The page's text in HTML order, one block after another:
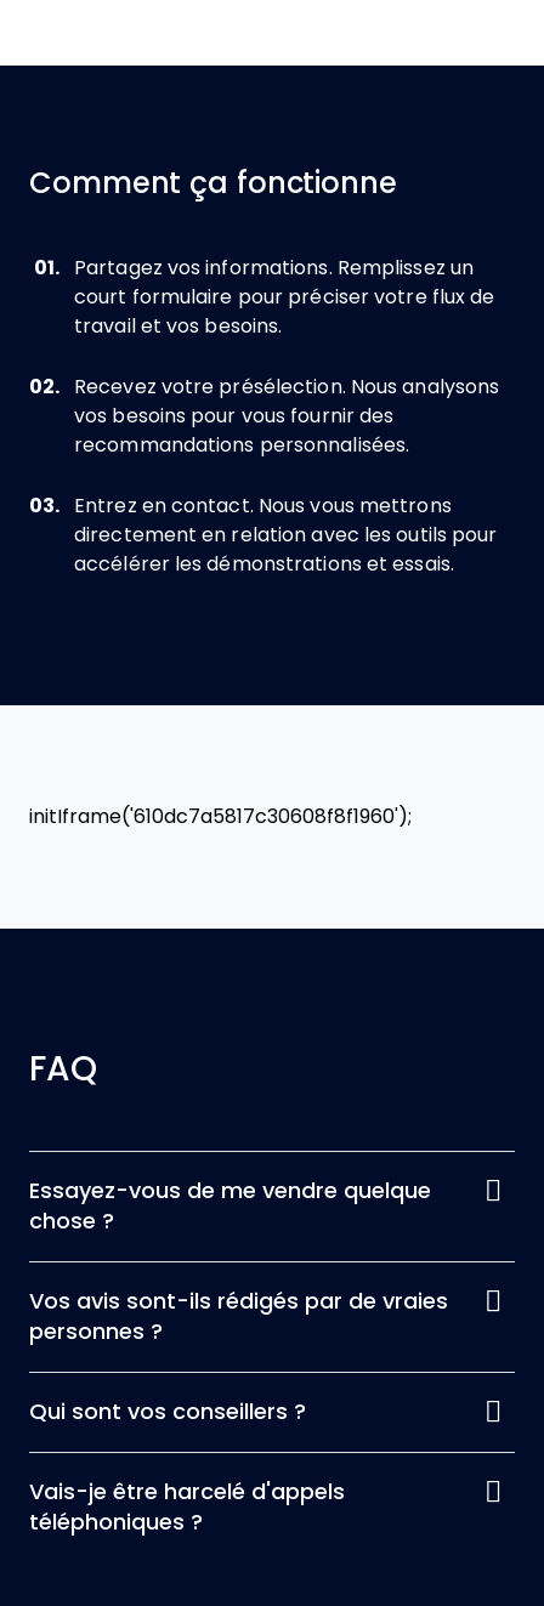
Comment ça fonctionne
Partagez vos informations. Remplissez un
court formulaire pour préciser votre flux de
travail et vos besoins.
Recevez votre présélection. Nous analysons
vos besoins pour vous fournir des
recommandations personnalisées.
Entrez en contact. Nous vous mettrons
directement en relation avec les outils pour
accélérer les démonstrations et essais.
initIframe('610dc7a5817c30608f8f1960');
FAQ
Essayez-vous de me vendre quelque
chose ?
Vos avis sont-ils rédigés par de vraies
personnes ?
Qui sont vos conseillers ?
Vais-je être harcelé d'appels
téléphoniques ?